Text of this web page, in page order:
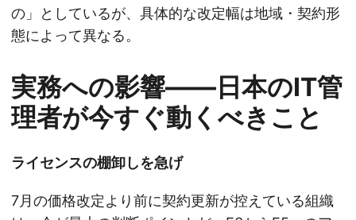
の」としているが、具体的な改定幅は地域・契約形
態によって異なる。
実務への影響――日本のIT管
理者が今すぐ動くべきこと
ライセンスの棚卸しを急げ
7月の価格改定より前に契約更新が控えている組織